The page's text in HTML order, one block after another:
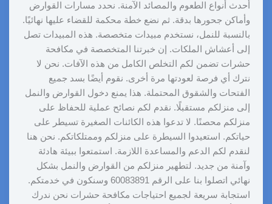
أحدث أنواع الطعوم والمصائد الآمنة. نحدد مسارات القوارض
وأماكن جحورها بدقة. ثم نضع خطة محكمة للقضاء عليها نهائيًا.
بالنسبة للنمل، نستخدم مبيدات متخصصة. هذه المبيدات تصل
إلى أعشاش الملكات. إن خبرتنا المتخصصة في مكافحة
حشرات تضمن لكم التخلص الكامل من هذه الآفات. نحن لا
نترك أي فرصة لعودتها مرة أخرى. نقوم أيضًا بسد جميع
الفتحات والشقوق المحتملة. هذا يمنع دخول القوارض والنمل
إلى منزلكم مستقبلًا. نقدم لكم نصائح عملية للحفاظ على
منزلكم محصنًا. لا تدعوا هذه الكائنات الصغيرة تسيطر على
حياتكم. استعيدوا السيطرة على منزلكم وممتلكاتكم. نحن هنا
لنقدم لكم الدعم والمساعدة اللازمة. استمتعوا ببيئة هادئة
وآمنة من جديد. لتطهير منزلكم من القوارض والنمل بشكل
نهائي اتصلوا بنا على الرقم 60083891 وسنكون في خدمتكم.
استجابة سريعة لجميع احتياجات مكافحة حشرات نحن ندرك